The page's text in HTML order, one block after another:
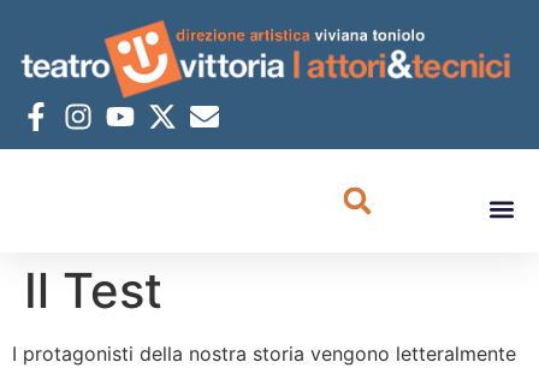
Il Test
I protagonisti della nostra storia vengono letteralmente